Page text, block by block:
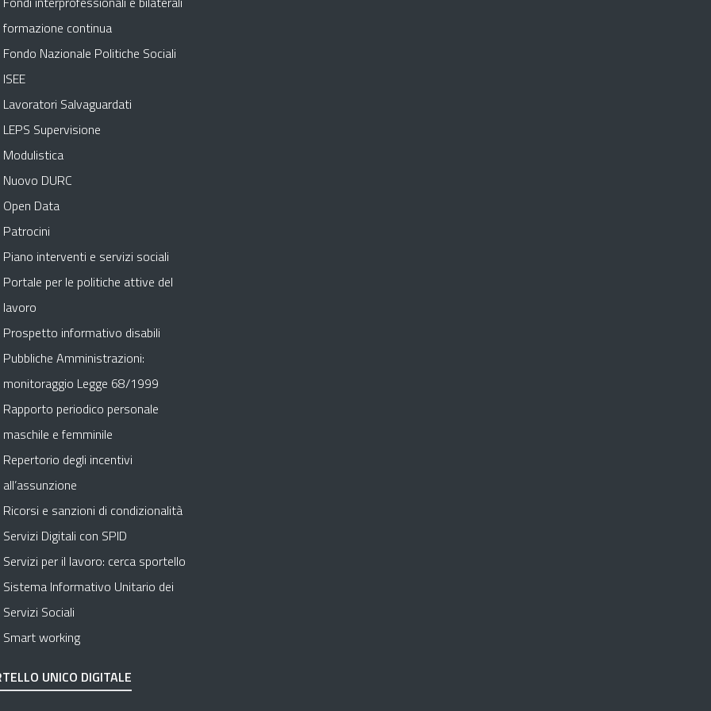
formazione continua
Fondo Nazionale Politiche Sociali
ISEE
Lavoratori Salvaguardati
LEPS Supervisione
Modulistica
Nuovo DURC
Open Data
Patrocini
Piano interventi e servizi sociali
Portale per le politiche attive del
lavoro
Prospetto informativo disabili
Pubbliche Amministrazioni:
monitoraggio Legge 68/1999
Rapporto periodico personale
maschile e femminile
Repertorio degli incentivi
all’assunzione
Ricorsi e sanzioni di condizionalità
Servizi Digitali con SPID
Servizi per il lavoro: cerca sportello
Sistema Informativo Unitario dei
Servizi Sociali
Smart working
UNICO DIGITALE